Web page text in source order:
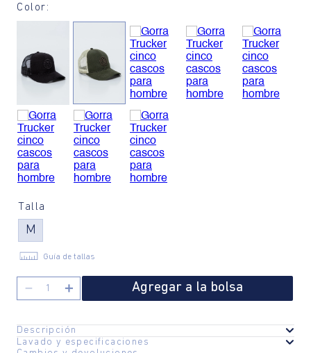
Color:
Talla
M
Guía de tallas
＋
－ Agregar a la bolsa
Descripción
Especificaciones del diseño:
Lavado y especificaciones